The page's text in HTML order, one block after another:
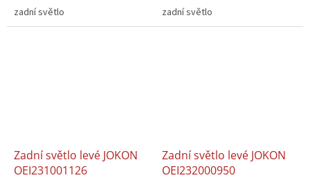
zadní světlo zadní světlo
Zadní světlo levé JOKON
OEI231001126
Zadní světlo levé JOKON
OEI232000950